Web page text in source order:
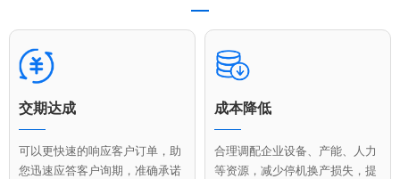
交期达成
可以更快速的响应客户订单，助
您迅速应答客户询期，准确承诺
成本降低
合理调配企业设备、产能、人力
等资源，减少停机换产损失，提